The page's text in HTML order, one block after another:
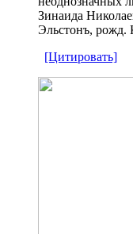
Зинаида
Эльстонъ,
[Цитировать]